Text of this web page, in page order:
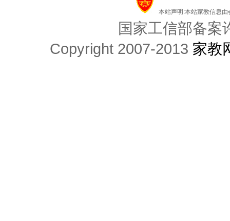
本站声明:本站家教信息
国家工信部备案
Copyright 2007-2013 家教